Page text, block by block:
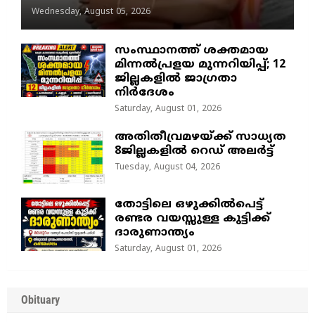
Wednesday, August 05, 2026
സംസ്ഥാനത്ത് ശക്തമായ
മിന്നൽപ്രളയ മുന്നറിയിപ്പ്; 12
ജില്ലകളിൽ ജാഗ്രതാ
നിർദേശം
Saturday, August 01, 2026
അതിതീവ്രമഴയ്ക്ക് സാധ്യത
8ജില്ലകളിൽ റെഡ് അലർട്ട്
Tuesday, August 04, 2026
തോട്ടിലെ ഒഴുക്കിൽപെട്ട്
രണ്ടര വയസ്സുള്ള കുട്ടിക്ക്
ദാരുണാന്ത്യം
Saturday, August 01, 2026
Obituary